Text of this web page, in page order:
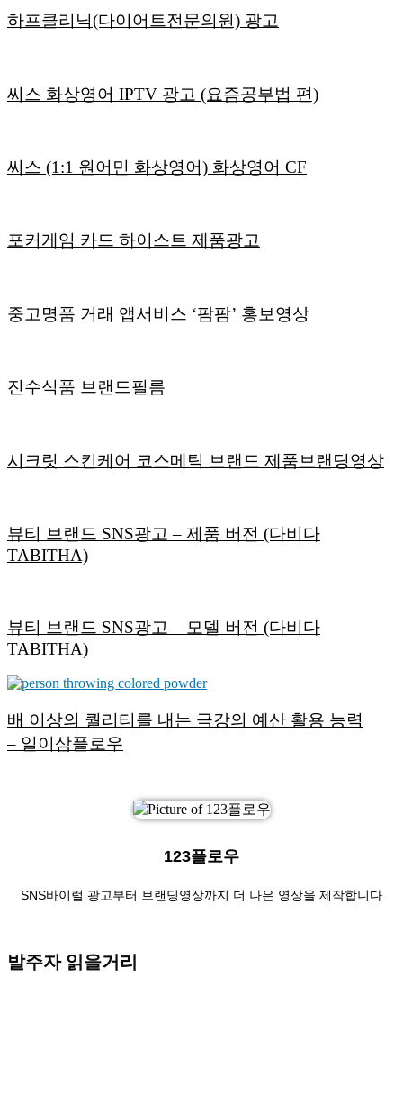
하프클리닉(다이어트전문의원) 광고
씨스 화상영어 IPTV 광고 (요즘공부법 편)
씨스 (1:1 원어민 화상영어) 화상영어 CF
포커게임 카드 하이스트 제품광고
중고명품 거래 앱서비스 ‘팜팜’ 홍보영상
진수식품 브랜드필름
시크릿 스킨케어 코스메틱 브랜드 제품브랜딩영상
뷰티 브랜드 SNS광고 – 제품 버전 (다비다
TABITHA)
뷰티 브랜드 SNS광고 – 모델 버전 (다비다
TABITHA)
배 이상의 퀄리티를 내는 극강의 예산 활용 능력
– 일이삼플로우
123플로우
SNS바이럴 광고부터 브랜딩영상까지 더 나은 영상을 제작합니다
발주자 읽을거리